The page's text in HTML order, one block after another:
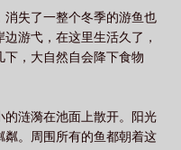
位伴读。除了刘海有点怪
排，你们一整天都腻在一
把来检查教学成果的哥哥
你的哥哥是好朋友。你和
大发雷霆后辞退了他。百
操出错，你回到了千年前的
眼睛的人，虽然很讨厌但
失了一整个冬季的游鱼也
游弋，在这里生活久了，
，大自然自会降下食物
涟漪在池面上散开。阳光
粼。周围所有的鱼都朝着这